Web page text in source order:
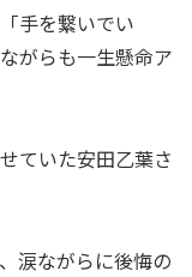
手を繋いでい
がらも一生懸命ア
ていた安田乙葉さ
涙ながらに後悔の